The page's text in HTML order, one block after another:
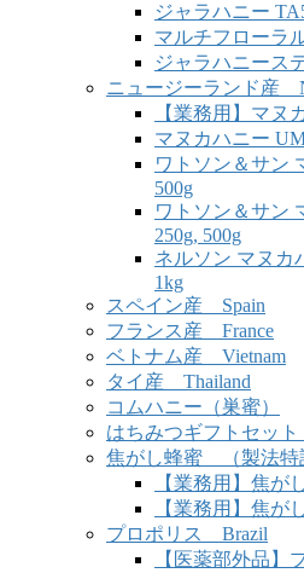
ジャラハニー
マルチフローラ
ジャラハニース
ニュージーランド産
【業務用】マヌ
マヌカハニー
ワトソン＆サン
500g
ワトソン＆サン
250g, 500g
ネルソン マヌカ
1kg
スペイン産 Spain
フランス産 France
ベトナム産 Vietnam
タイ産 Thailand
コムハニー（巣蜜）
はちみつギフトセッ
焦がし蜂蜜 （製法特
【業務用】焦が
【業務用】焦が
プロポリス Brazil
【医薬部外品】